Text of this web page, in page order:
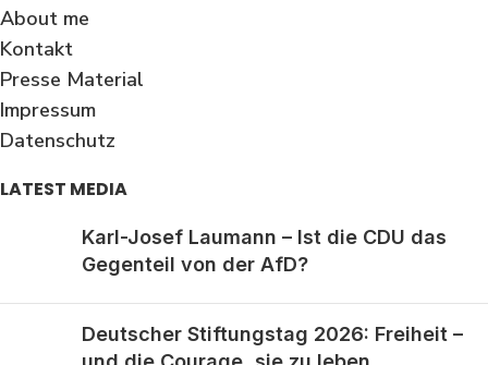
About me
Kontakt
Presse Material
Impressum
Datenschutz
LATEST MEDIA
Karl-Josef Laumann – Ist die CDU das
Gegenteil von der AfD?
Deutscher Stiftungstag 2026: Freiheit –